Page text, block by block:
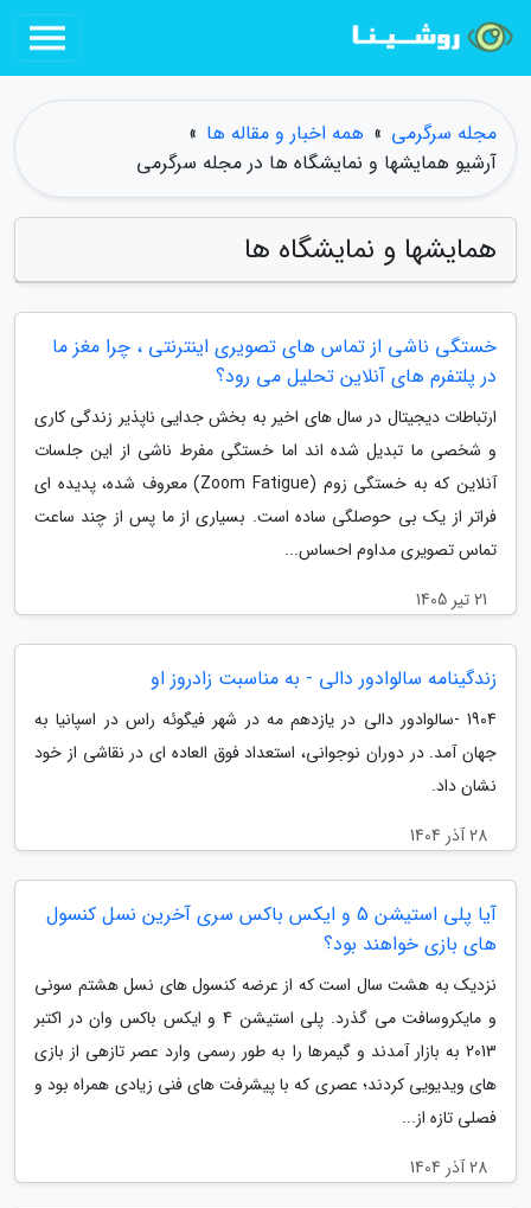
مجله سرگرمی » همه اخبار و مقاله ها »
آرشیو همایشها و نمایشگاه ها در مجله سرگرمی
همایشها و نمایشگاه ها
خستگی ناشی از تماس های تصویری اینترنتی ، چرا مغز ما
در پلتفرم های آنلاین تحلیل می رود؟
ارتباطات دیجیتال در سال های اخیر به بخش جدایی ناپذیر زندگی کاری
و شخصی ما تبدیل شده اند اما خستگی مفرط ناشی از این جلسات
آنلاین که به خستگی زوم (Zoom Fatigue) معروف شده، پدیده ای
فراتر از یک بی حوصلگی ساده است. بسیاری از ما پس از چند ساعت
تماس تصویری مداوم احساس...
21 تیر 1405
زندگینامه سالوادور دالی - به مناسبت زادروز او
1904 -سالوادور دالی در یازدهم مه در شهر فیگوئه راس در اسپانیا به
جهان آمد. در دوران نوجوانی، استعداد فوق العاده ای در نقاشی از خود
نشان داد.
28 آذر 1404
آیا پلی استیشن 5 و ایکس باکس سری آخرین نسل کنسول
های بازی خواهند بود؟
نزدیک به هشت سال است که از عرضه کنسول های نسل هشتم سونی
و مایکروسافت می گذرد. پلی استیشن 4 و ایکس باکس وان در اکتبر
2013 به بازار آمدند و گیمرها را به طور رسمی وارد عصر تازهی از بازی
های ویدیویی کردند؛ عصری که با پیشرفت های فنی زیادی همراه بود و
فصلی تازه از...
28 آذر 1404